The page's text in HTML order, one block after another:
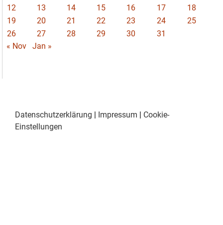
12
13 14 15 16 17
18
19
20 21 22 23 24
25
26
27 28 29 30
31
« Nov
Jan »
Datenschutzerklärung | Impressum | Cookie-
Einstellungen